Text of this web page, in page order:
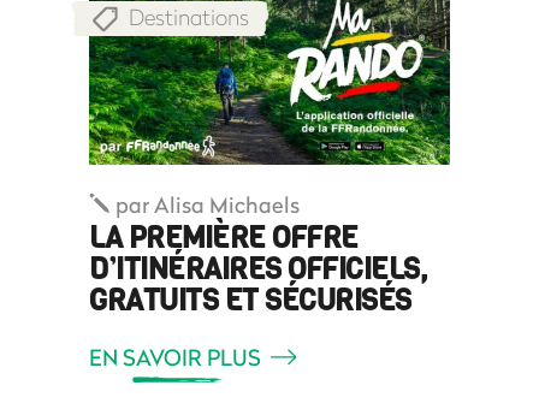
Destinations
parAlisa Michaels
LA PREMIÈRE OFFRE
D’ITINÉRAIRES OFFICIELS,
GRATUITS ET SÉCURISÉS
EN SAVOIR PLUS